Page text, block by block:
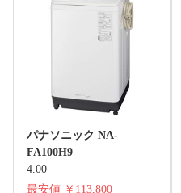
パナソニック NA-
FA100H9
4.00
最安値 ￥113,800